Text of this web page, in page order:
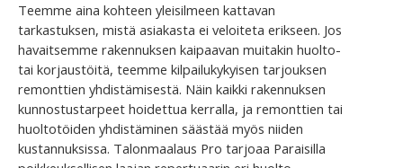
Teemme aina kohteen yleisilmeen kattavan
tarkastuksen, mistä asiakasta ei veloiteta erikseen. Jos
havaitsemme rakennuksen kaipaavan muitakin huolto-
tai korjaustöitä, teemme kilpailukykyisen tarjouksen
remonttien yhdistämisestä. Näin kaikki rakennuksen
kunnostustarpeet hoidettua kerralla, ja remonttien tai
huoltotöiden yhdistäminen säästää myös niiden
kustannuksissa. Talonmaalaus Pro tarjoaa Paraisilla